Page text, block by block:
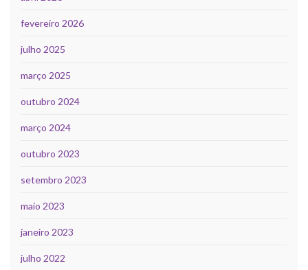
fevereiro 2026
julho 2025
março 2025
outubro 2024
março 2024
outubro 2023
setembro 2023
maio 2023
janeiro 2023
julho 2022